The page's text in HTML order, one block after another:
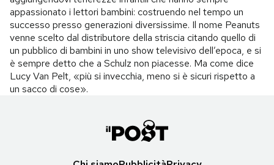
appassionato i lettori bambini: costruendo nel tempo un
successo presso generazioni diversissime. Il nome Peanuts
venne scelto dal distributore della striscia citando quello di
un pubblico di bambini in uno show televisivo dell’epoca, e si
è sempre detto che a Schulz non piacesse. Ma come dice
Lucy Van Pelt, «più si invecchia, meno si è sicuri rispetto a
un sacco di cose».